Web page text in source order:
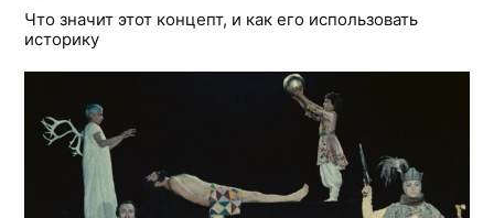
Что значит этот концепт, и как его использовать
историку